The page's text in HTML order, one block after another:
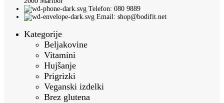
Telefon: 080 9889
Email: shop@bodifit.net
Kategorije
Beljakovine
Vitamini
Hujšanje
Prigrizki
Veganski izdelki
Brez glutena